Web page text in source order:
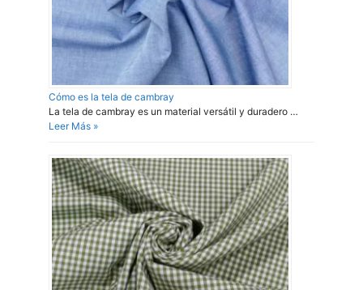
Cómo es la tela de cambray
La tela de cambray es un material versátil y duradero …
Leer Más »